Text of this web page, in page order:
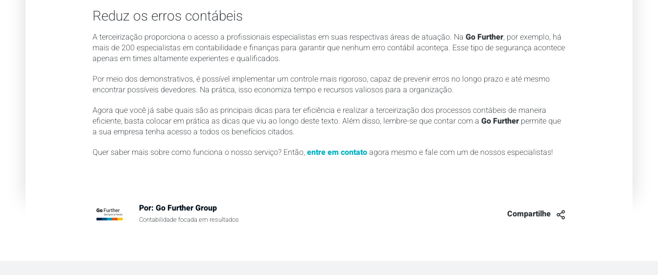
Reduz os erros contábeis
A terceirização proporciona o acesso a profissionais especialistas em suas respectivas áreas de atuação. Na Go Further, por exemplo, há
mais de 200 especialistas em contabilidade e finanças para garantir que nenhum erro contábil aconteça. Esse tipo de segurança acontece
apenas em times altamente experientes e qualificados.
Por meio dos demonstrativos, é possível implementar um controle mais rigoroso, capaz de prevenir erros no longo prazo e até mesmo
encontrar possíveis devedores. Na prática, isso economiza tempo e recursos valiosos para a organização.
Agora que você já sabe quais são as principais dicas para ter eficiência e realizar a terceirização dos processos contábeis de maneira
eficiente, basta colocar em prática as dicas que viu ao longo deste texto. Além disso, lembre-se que contar com a Go Furtherpermite que
a sua empresa tenha acesso a todos os benefícios citados.
Quer saber mais sobre como funciona o nosso serviço? Então, entre em contatoagora mesmo e fale com um de nossos especialistas!
Por: Go Further Group
Contabilidade focada em resultados Compartilhe